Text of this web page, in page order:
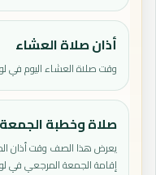
أذان صلاة العشاء
وقت صلاة العشاء اليوم في
صلاة وخطبة الجمعة
يعرض هذا الصف وقت أذان
إقامة الجمعة المرجعي في